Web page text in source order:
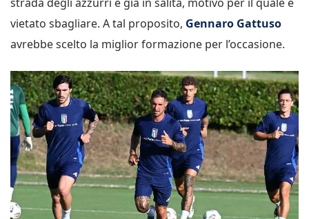
strada degli azzurri è già in salita, motivo per il quale è
vietato sbagliare. A tal proposito, Gennaro Gattuso
avrebbe scelto la miglior formazione per l’occasione.